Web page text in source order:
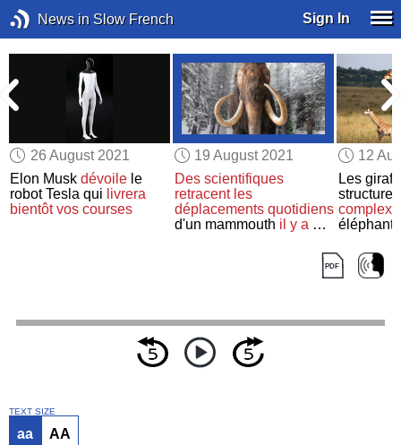
News in Slow French Sign In
26 August 2021
Elon Muskdévoile le
robot Tesla qui livrera
bientôt vos courses
19 August 2021
Des scientifiques
retracent les
déplacements quotidiens
d'un mammouth il y a 17
12
Les
structure
éléphants
TEXT SIZE
aa AA